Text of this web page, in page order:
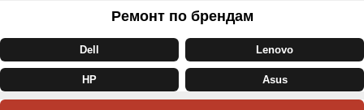
Ремонт по брендам
Dell Lenovo
HP Asus